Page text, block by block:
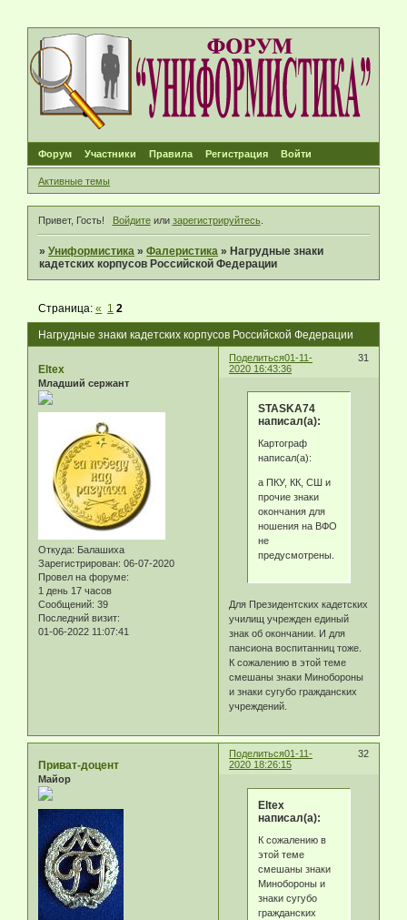
Форум Участники Правила Регистрация Войти
Активные темы
Привет, Гость! Войдитеили зарегистрируйтесь.
»Униформистика »Фалеристика » Нагрудные знаки
кадетских корпусов Российской Федерации
Нагрудные знаки кадетских корпусов Российской Федерации
Страница:« 1 2
Поделиться 31
01-11-
2020 16:43:36
Eltex
Младший сержант
Откуда: Балашиха
Зарегистрирован: 06-07-2020
Провел на форуме:
1 день 17 часов
Сообщений: 39
Последний визит:
01-06-2022 11:07:41
STASKA74
написал(а):
Картограф
написал(а):
а ПКУ, КК, СШ и
прочие знаки
окончания для
ношения на ВФО
не
предусмотрены.
Для Президентских кадетских
училищ учрежден единый
знак об окончании. И для
пансиона воспитанниц тоже.
К сожалению в этой теме
смешаны знаки Минобороны
и знаки сугубо гражданских
учреждений.
Поделиться 32
01-11-
2020 18:26:15
Приват-доцент
Майор
Eltex
написал(а):
К сожалению в
этой теме
смешаны знаки
Минобороны и
знаки сугубо
гражданских